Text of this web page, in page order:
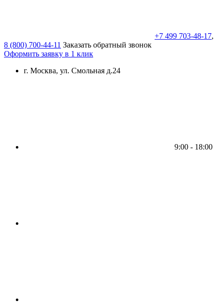
+7 499 703-48-17,
8 (800) 700-44-11 Заказать обратный звонок
Оформить заявку в 1 клик
г. Москва, ул. Смольная д.24
9:00 - 18:00